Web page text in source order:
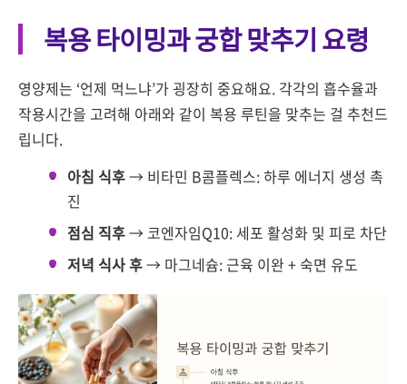
복용 타이밍과 궁합 맞추기 요령
영양제는 ‘언제 먹느냐’가 굉장히 중요해요. 각각의 흡수율과
작용시간을 고려해 아래와 같이 복용 루틴을 맞추는 걸 추천드
립니다.
아침 식후→ 비타민 B콤플렉스: 하루 에너지 생성 촉
진
점심 직후→ 코엔자임Q10: 세포 활성화 및 피로 차단
저녁 식사 후→ 마그네슘: 근육 이완 + 숙면 유도